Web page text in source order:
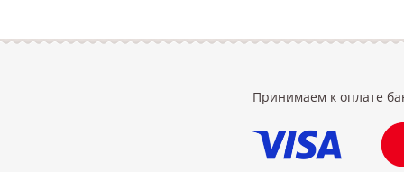
Принимаем к оплате